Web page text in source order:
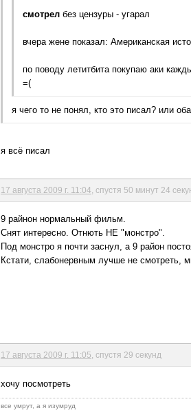
смотрел без цензуры - угарал
вчера жене показал: Американская
по поводу летитбита покупаю аки
=(
я чего то не понял, кто это писал? или
я всё писал
17 августа 2009 г. 11:04 , спустя 50 минут 24
9 райнон нормальный фильм.
Снят интересно. Отнють НЕ "монстро".
Под монстро я почти заснул, а 9 район
Кстати, слабонервным лучше не смотреть,
17 августа 2009 г. 11:05 , спустя 29 секунд
хочу посмотреть
все умрут, а я изумруд